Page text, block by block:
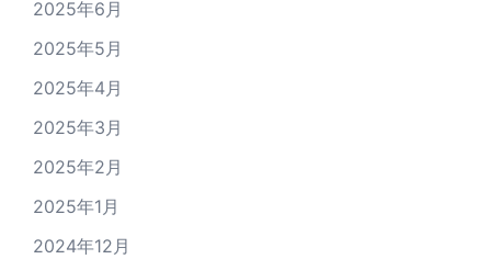
2025年6月
2025年5月
2025年4月
2025年3月
2025年2月
2025年1月
2024年12月